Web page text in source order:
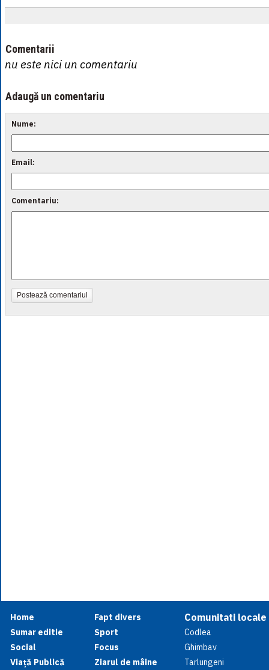
Comentarii
nu este nici un comentariu
Adaugă un comentariu
Nume:
Email:
Comentariu:
Postează comentariul
Home
Sumar editie
Social
Viață Publică
Fapt divers
Sport
Focus
Ziarul de mâine
Comunitati locale
Codlea
Ghimbav
Tarlungeni